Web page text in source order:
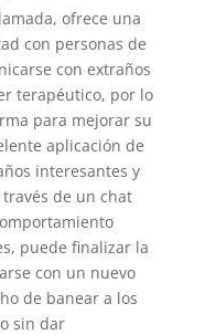
ofrece una
con personas de
con extraños
terapéutico, por lo
para mejorar su
aplicación de
interesantes y
de un chat
puede finalizar la
con un nuevo
de banear a los
sin dar